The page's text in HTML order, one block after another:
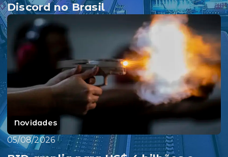
Discord no Brasil
Novidades
05/08/2026